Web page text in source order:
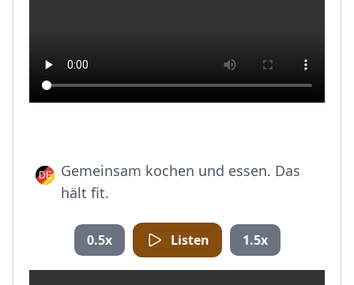
Gemeinsam kochen und essen. Das
hält fit.
0.5x Listen 1.5x